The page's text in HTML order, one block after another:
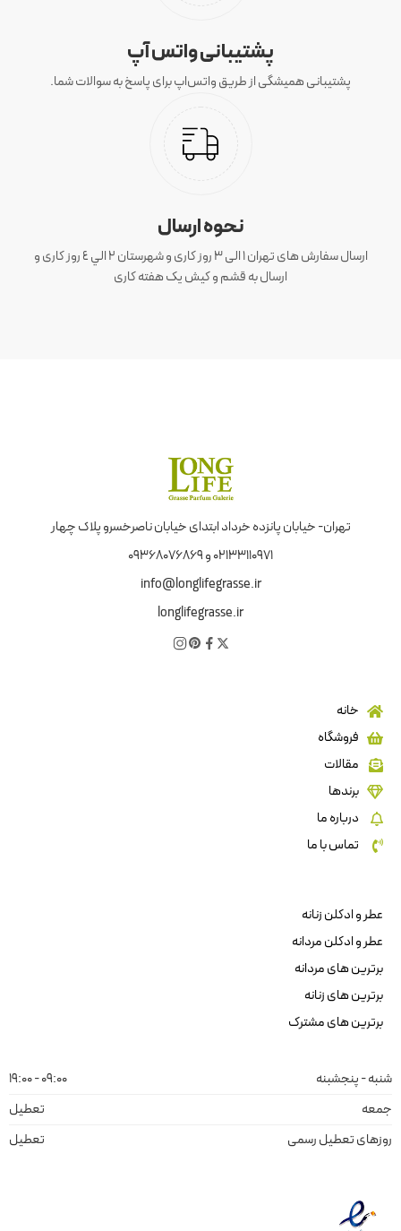
پشتیبانی واتس آپ
پشتیبانی همیشگی از طریق واتس‌اپ برای پاسخ به سوالات شما.
نحوه ارسال
ارسال سفارش های تهران 1 الی 3 روز کاری و شهرستان ٢ الي ٤ روز کاری و
ارسال به قشم و کیش یک هفته کاری
تهران- خیابان پانزده خرداد ابتدای خیابان ناصرخسرو پلاک چهار
02133110971 و 09368076869
info@longlifegrasse.ir
longlifegrasse.ir
خانه
فروشگاه
مقالات
برندها
درباره ما
تماس با ما
عطر و ادکلن زنانه
عطر و ادکلن مردانه
برترین های مردانه
برترین های زنانه
برترین های مشترک
شنبه - پنجشبنه
09:00 - 19:00
جمعه
تعطیل
روزهای تعطیل رسمی
تعطیل